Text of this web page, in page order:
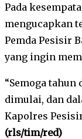
Pada
mengucapkan
Pemda Pesisir
yang ingin
“Semoga
dimulai, dan
Kapolres
(rls/tim/red)